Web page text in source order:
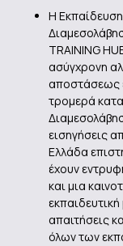
Η
TRAINING
ασύγχρονη
αποστάσεως
τρομερά
εισηγήσεις
Ελλάδα
έχουν
και μια
απαιτήσεις
όλων των